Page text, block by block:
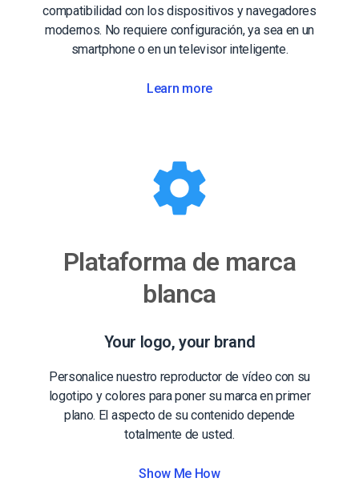
compatibilidad con los dispositivos y navegadores
modernos. No requiere configuración, ya sea en un
smartphone o en un televisor inteligente.
Learn more
Plataforma de marca
blanca
Your logo, your brand
Personalice nuestro reproductor de vídeo con su
logotipo y colores para poner su marca en primer
plano. El aspecto de su contenido depende
totalmente de usted.
Show Me How